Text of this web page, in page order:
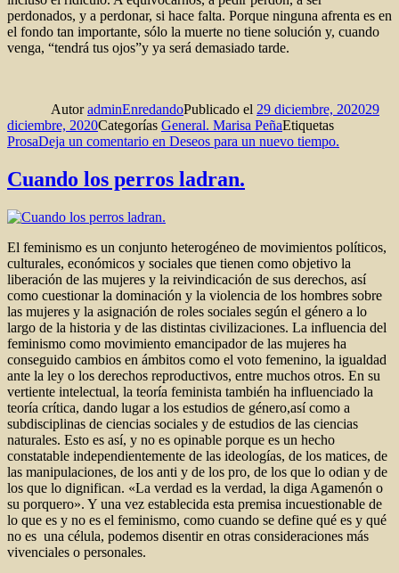
perdonados, y a perdonar, si hace falta. Porque ninguna afrenta es en
el fondo tan importante, sólo la muerte no tiene solución y, cuando
venga, “tendrá tus ojos”y ya será demasiado tarde.
AutoradminEnredandoPublicado el 29 diciembre, 202029
diciembre, 2020Categorías General. Marisa PeñaEtiquetas
ProsaDeja un comentario en Deseos para un nuevo tiempo.
Cuando los perros ladran.
El feminismo es un conjunto heterogéneo de movimientos políticos,
culturales, económicos y sociales que tienen como objetivo la
liberación de las mujeres y la reivindicación de sus derechos, así
como cuestionar la dominación y la violencia de los hombres sobre
las mujeres y la asignación de roles sociales según el género a lo
largo de la historia y de las distintas civilizaciones. La influencia del
feminismo como movimiento emancipador de las mujeres ha
conseguido cambios en ámbitos como el voto femenino, la igualdad
ante la ley o los derechos reproductivos, entre muchos otros. En su
vertiente intelectual, la teoría feminista también ha influenciado la
teoría crítica, dando lugar a los estudios de género,así como a
subdisciplinas de ciencias sociales y de estudios de las ciencias
naturales. Esto es así, y no es opinable porque es un hecho
constatable independientemente de las ideologías, de los matices, de
las manipulaciones, de los anti y de los pro, de los que lo odian y de
los que lo dignifican. «La verdad es la verdad, la diga Agamenón o
su porquero». Y una vez establecida esta premisa incuestionable de
lo que es y no es el feminismo, como cuando se define qué es y qué
no es una célula, podemos disentir en otras consideraciones más
vivenciales o personales.